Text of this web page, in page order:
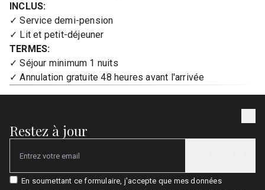
INCLUS:
✓ Service demi-pension
✓ Lit et petit-déjeuner
TERMES:
✓ Séjour minimum 1 nuits
✓ Annulation gratuite 48 heures avant l'arrivée
Restez à jour
Email
En soumettant ce formulaire, j'accepte que mes données